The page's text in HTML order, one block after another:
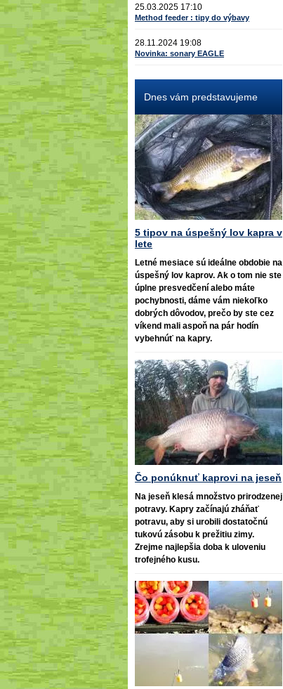
25.03.2025 17:10
Method feeder : tipy do výbavy
28.11.2024 19:08
Novinka: sonary EAGLE
Dnes vám predstavujeme
5 tipov na úspešný lov kapra v
lete
Letné mesiace sú ideálne obdobie na
úspešný lov kaprov. Ak o tom nie ste
úplne presvedčení alebo máte
pochybnosti, dáme vám niekoľko
dobrých dôvodov, prečo by ste cez
víkend mali aspoň na pár hodín
vybehnúť na kapry.
Čo ponúknuť kaprovi na jeseň
Na jeseň klesá množstvo prirodzenej
potravy. Kapry začínajú zháňať
potravu, aby si urobili dostatočnú
tukovú zásobu k prežitiu zimy.
Zrejme najlepšia doba k uloveniu
trofejného kusu.